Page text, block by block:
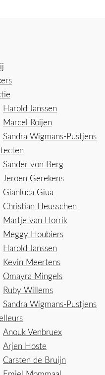
Harold Janssen
Marcel Roijen
Sandra Wigmans-Pustjens
Sander von Berg
Jeroen Gerekens
Gianluca Giua
Christian Heusschen
Martje van Horrik
Meggy Houbiers
Harold Janssen
Kevin Meertens
Omayra Mingels
Ruby Willems
Sandra Wigmans-Pustjens
Anouk Venbruex
Arjen Hoste
Carsten de Bruijn